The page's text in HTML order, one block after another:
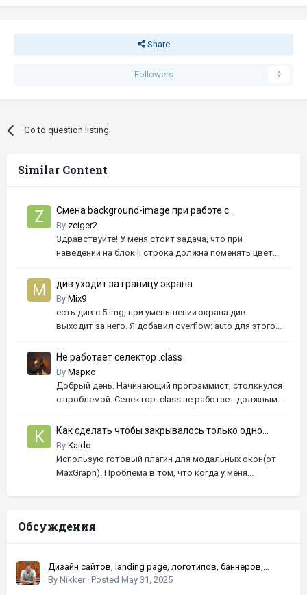
Share
Followers 0
Go to question listing
Similar Content
Смена background-image при работе с
псевдоклассом hover
By zeiger2
Здравствуйте! У меня стоит задача, что при
наведении на блок li строка должна поменять цвет...
див уходит за границу экрана
By Mix9
есть див с 5 img, при уменьшении экрана див
выходит за него. Я добавил overflow: auto для этого...
Не работает селектор .class
By Марко
Добрый день. Начинающий программист, столкнулся
с проблемой. Селектор .class не работает должным...
Как сделать чтобы закрывалось только одно
модальное окно когда открыто несколько?
By Kaido
Использую готовый плагин для модальных окон(от
MaxGraph). Проблема в том, что когда у меня...
Обсуждения
Дизайн сайтов, landing page, логотипов, баннеров,
шапок | Высокое качество, по хорошей цене
By Nikker · Posted May 31, 2025